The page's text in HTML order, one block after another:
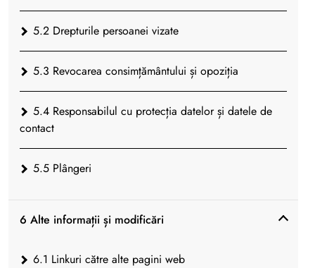
5.2 Drepturile persoanei vizate
5.3 Revocarea consimțământului și opoziția
5.4 Responsabilul cu protecția datelor și datele de
contact
5.5 Plângeri
6 Alte informații și modificări
6.1 Linkuri către alte pagini web